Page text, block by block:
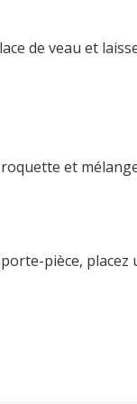
de veau et
et
pièce, placez